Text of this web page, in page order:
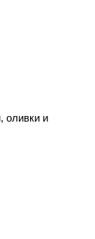
оливки и